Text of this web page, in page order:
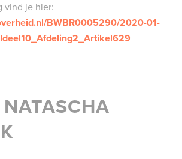
vind je hier:
BWBR0005290/2020-01-
NATASCHA